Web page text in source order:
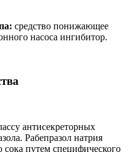
средство понижающее
насоса ингибитор.
антисекреторных
Рабепразол натрия
путем специфического